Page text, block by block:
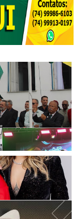
ato cívico e
fotos